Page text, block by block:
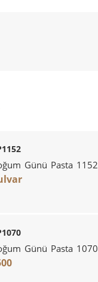
Günü Pasta 1152
Günü Pasta 1070